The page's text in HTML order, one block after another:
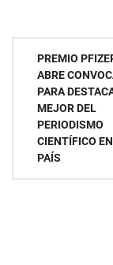
entradas
PREMIO
ABRE
PARA
MEJOR DEL
PERIODISMO
CIENTÍFICO
PAÍS